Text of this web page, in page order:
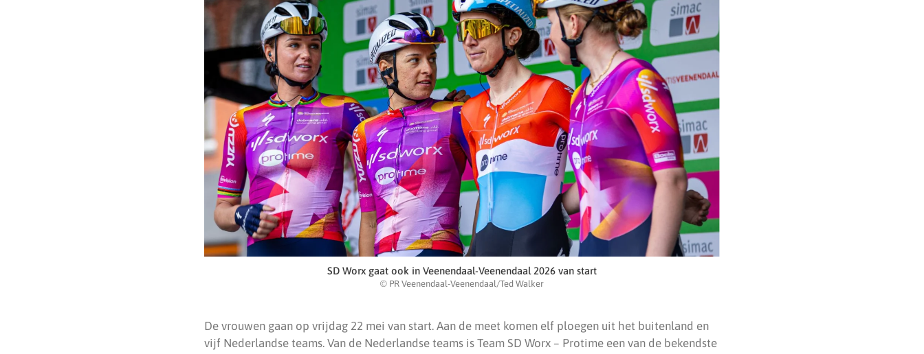
SD Worx gaat ook in Veenendaal-Veenendaal 2026 van start
© PR Veenendaal-Veenendaal/Ted Walker
De vrouwen gaan op vrijdag 22 mei van start. Aan de meet komen elf ploegen uit het buitenland en
vijf Nederlandse teams. Van de Nederlandse teams is Team SD Worx – Protime een van de bekendste